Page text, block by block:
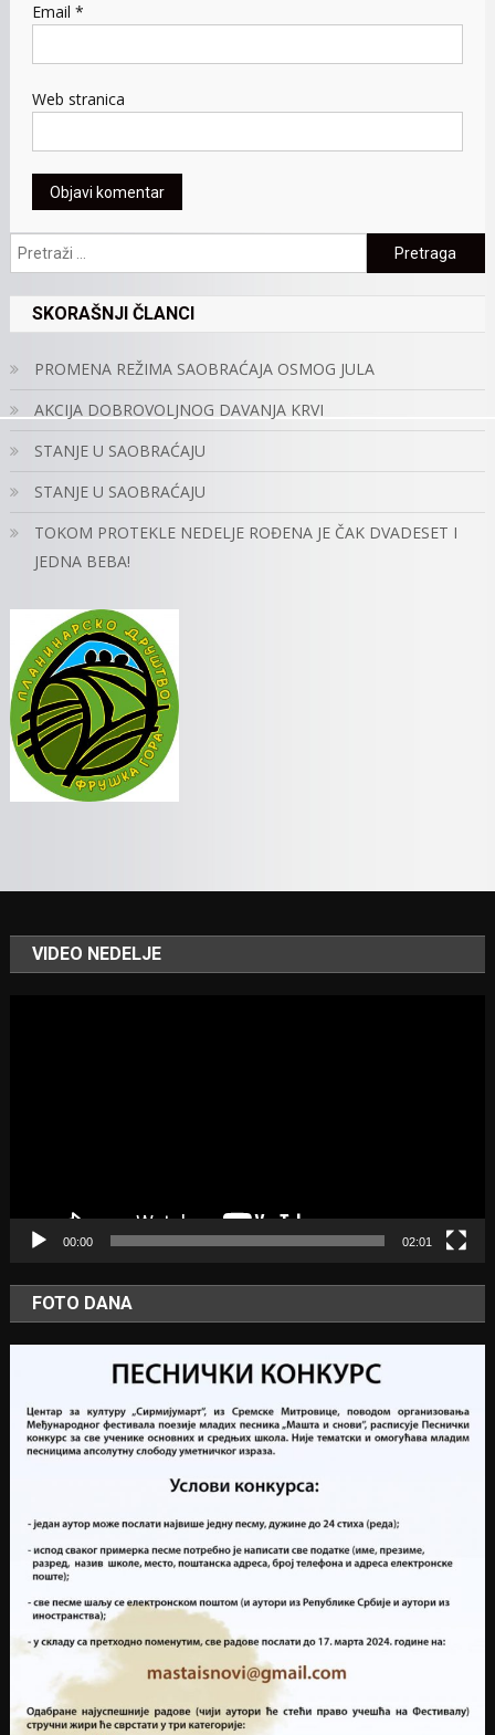
Email *
Web stranica
Pretraga:
SKORAŠNJI ČLANCI
PROMENA REŽIMA SAOBRAĆAJA OSMOG JULA
AKCIJA DOBROVOLJNOG DAVANJA KRVI
STANJE U SAOBRAĆAJU
STANJE U SAOBRAĆAJU
TOKOM PROTEKLE NEDELJE ROĐENA JE ČAK DVADESET I
JEDNA BEBA!
VIDEO NEDELJE
00:00 02:01
FOTO DANA